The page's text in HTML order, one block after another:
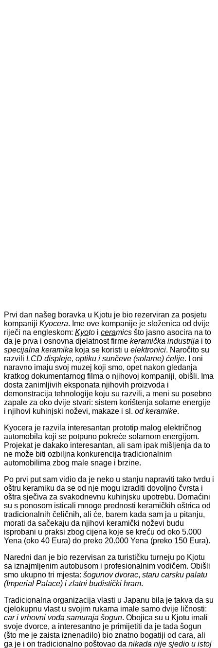
Prvi dan našeg boravka u Kjotu je bio rezerviran za posjetu
kompaniji Kyocera. Ime ove kompanije je složenica od dvije
riječi na engleskom: Kyoto i ceramics što jasno asocira na to
da je prva i osnovna djelatnost firme keramička industrija i to
specijalna keramika koja se koristi u elektronici. Naročito su
razvili LCD displeje, optiku i sunčeve (solarne) ćelije. I oni
naravno imaju svoj muzej koji smo, opet nakon gledanja
kratkog dokumentarnog filma o njihovoj kompaniji, obišli. Ima
dosta zanimljivih eksponata njihovih proizvoda i
demonstracija tehnologije koju su razvili, a meni su posebno
zapale za oko dvije stvari: sistem korištenja solarne energije
i njihovi kuhinjski noževi, makaze i sl. od keramike.
Kyocera je razvila interesantan prototip malog električnog
automobila koji se potpuno pokreće solarnom energijom.
Projekat je dakako interesantan, ali sam ipak mišljenja da to
ne može biti ozbiljna konkurencija tradicionalnim
automobilima zbog male snage i brzine.
Po prvi put sam vidio da je neko u stanju napraviti tako tvrdu i
oštru keramiku da se od nje mogu izraditi dovoljno čvrsta i
oštra sječiva za svakodnevnu kuhinjsku upotrebu. Domaćini
su s ponosom isticali mnoge prednosti keramičkih oštrica od
tradicionalnih čeličnih, ali će, barem kada sam ja u pitanju,
morati da sačekaju da njihovi keramički noževi budu
isprobani u praksi zbog cijena koje se kreću od oko 5.000
Yena (oko 40 Eura) do preko 20.000 Yena (preko 150 Eura).
Naredni dan je bio rezervisan za turističku turneju po Kjotu
sa iznajmljenim autobusom i profesionalnim vodičem. Obišli
smo ukupno tri mjesta: šogunov dvorac, staru carsku palatu
(Imperial Palace) i zlatni budistički hram.
Tradicionalna organizacija vlasti u Japanu bila je takva da su
cjelokupnu vlast u svojim rukama imale samo dvije ličnosti:
car i vrhovni vođa samuraja šogun. Obojica su u Kjotu imali
svoje dvorce, a interesantno je primijetiti da je tada šogun
(što me je zaista iznenadilo) bio znatno bogatiji od cara, ali
ga je i on tradicionalno poštovao da nikada nije sjedio u istoj